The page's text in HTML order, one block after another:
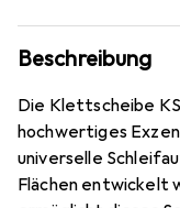
Beschreibung
Die Klettscheibe
hochwertiges
universelle
Flächen entwickelt